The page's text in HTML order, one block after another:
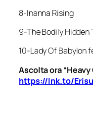
8-Inanna Rising
9-The Bodily Hidden
10-Lady Of Babylon
Ascolta ora “Heavy
https://lnk.to/